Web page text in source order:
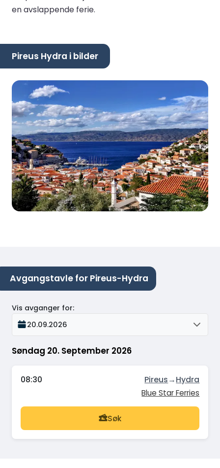
en avslappende ferie.
Pireus Hydra i bilder
Avgangstavle for Pireus-Hydra
Søndag 20. September 2026
Vis avganger for:
20.09.2026
08:30 Pireus→Hydra
Blue Star Ferries
Søk